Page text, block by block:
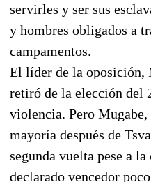
servirles y ser sus
y hombres obligados a
campamentos.
El líder de la oposición,
retiró de la elección del
violencia. Pero Mugabe,
mayoría después de
segunda vuelta pese a
declarado vencedor